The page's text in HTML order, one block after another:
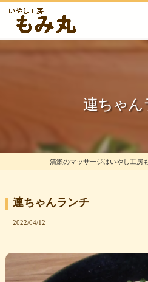
連ちゃん
清瀬のマッサージはいやし工房
連ちゃんランチ
2022/04/12